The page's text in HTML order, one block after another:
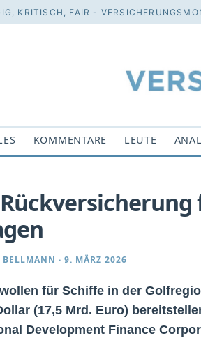
KRITISCH, FAIR -
KOMMENTARE LEUTE
· 9. MÄRZ 2026
für Schiffe in der
(17,5 Mrd. Euro)
Development Finance